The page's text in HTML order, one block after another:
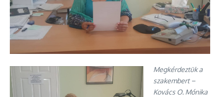
Megkérdeztük a
szakembert–
Kovács O. Mónika